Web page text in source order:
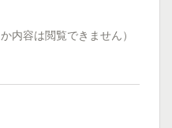
内容は閲覧できません）